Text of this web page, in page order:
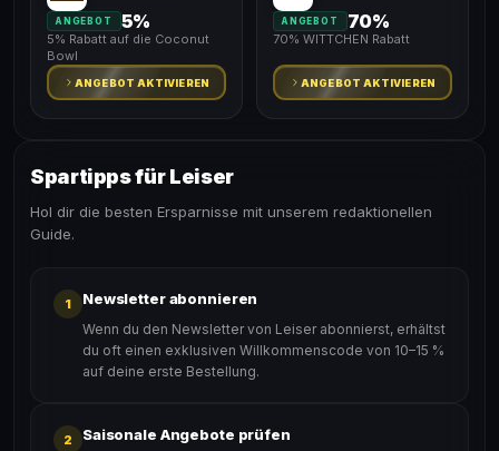
ANGEBOT 5%
5% Rabatt auf die Coconut
Bowl
ANGEBOT AKTIVIEREN
ANGEBOT 70%
70% WITTCHEN Rabatt
ANGEBOT AKTIVIEREN
Spartipps für Leiser
Hol dir die besten Ersparnisse mit unserem redaktionellen
Guide.
1 Newsletter abonnieren
Wenn du den Newsletter von Leiser abonnierst, erhältst
du oft einen exklusiven Willkommenscode von 10–15 %
auf deine erste Bestellung.
2 Saisonale Angebote prüfen